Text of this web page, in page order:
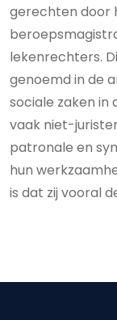
gerechten door
lekenrechters.
genoemd in de
sociale zaken in
vaak niet-
patronale en
hun
is dat zij vooral